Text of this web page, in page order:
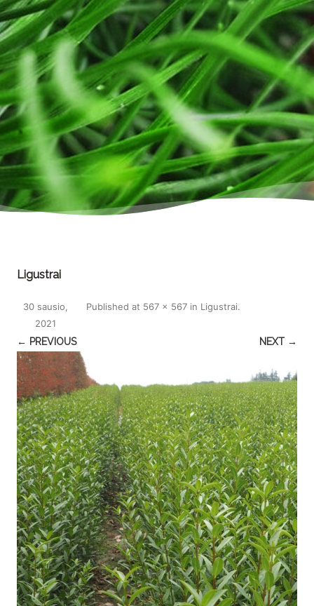
Ligustrai
Published
30 sausio,
2021
at 567 × 567 in Ligustrai.
← PREVIOUS NEXT →